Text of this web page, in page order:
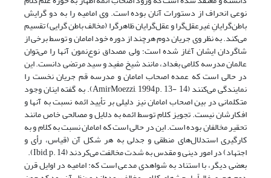
نوعی انحراف از دستورات آنان بوده است. وی امامیه را به دو گرایش
باطن‌گرایانِ غیرعقل‌گرا و عقل‌گرایان ظاهرگرا (مخالف باطن گرایی) تقسیم
می‌کند. به نظر وی جریان دوم هرچند از دوره خود امامان و توسط برخی از
شاگردان ایشان آغاز شده است؛ ولی مصداق نوع‌نمون آنها را می‌توان
عالمان مدرسه کلامی بغداد، مانند شیخ مفید و سید مرتضی دانست. این
در حالی است که عمده اصحاب امامان و مدرسه قم جریان نخست را
نمایندگی می‌کنند (AmirMoezzi, 1994,p. 13- 14). به گفته اینان وجود
متکلمانی در بین اصحاب امامان نیز دلیلی بر تأیید ائمه نسبت به آنها و
افکارشان نیست. تجویز کلام توسط ائمه به دلایل و مصالحی خاص مانند
تحقیر مخالفان بوده است. این در حالی است که امامان نسبت به کلام و به
کارگیری استدلال‌های منطقی و جدلی به هر شکل آن (قیاس، رأی و
اجتهاد) در امور دینی و مقدس به شدت مخالفت می‌کردند (Ibid, p. 14).
بعضی دیگر، با استناد به شواهدی مدعی‌ است که: امامیه در اوایل قرن